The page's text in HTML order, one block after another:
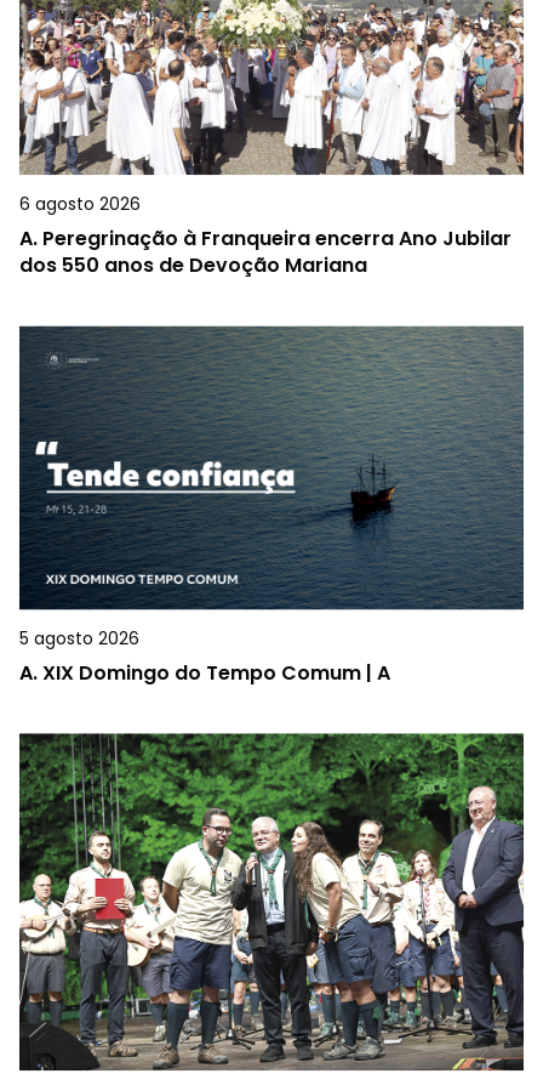
6 agosto 2026
A. Peregrinação à Franqueira encerra Ano Jubilar
dos 550 anos de Devoção Mariana
5 agosto 2026
A.XIX Domingo do Tempo Comum | A